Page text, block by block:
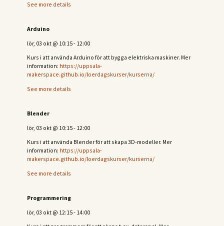
See more details
Arduino
lör, 03 okt @ 10:15- 12:00
Kurs i att använda Arduino för att bygga elektriska maskiner. Mer
information: https://uppsala-
makerspace.github.io/loerdagskurser/kurserna/
See more details
Blender
lör, 03 okt @ 10:15- 12:00
Kurs i att använda Blender för att skapa 3D-modeller. Mer
information: https://uppsala-
makerspace.github.io/loerdagskurser/kurserna/
See more details
Programmering
lör, 03 okt @ 12:15- 14:00